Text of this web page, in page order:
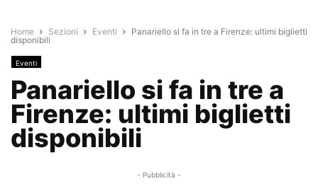
Home Sezioni Eventi
Panariello si fa in tre a Firenze: ultimi biglietti
disponibili
Eventi
Panariello si fa in tre a
Firenze: ultimi biglietti
disponibili
- Pubblicità -